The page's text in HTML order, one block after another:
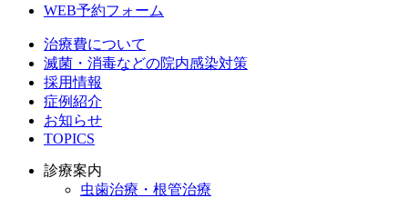
WEB予約フォーム
治療費について
滅菌・消毒などの院内感染対策
採用情報
症例紹介
お知らせ
TOPICS
診療案内
虫歯治療・根管治療